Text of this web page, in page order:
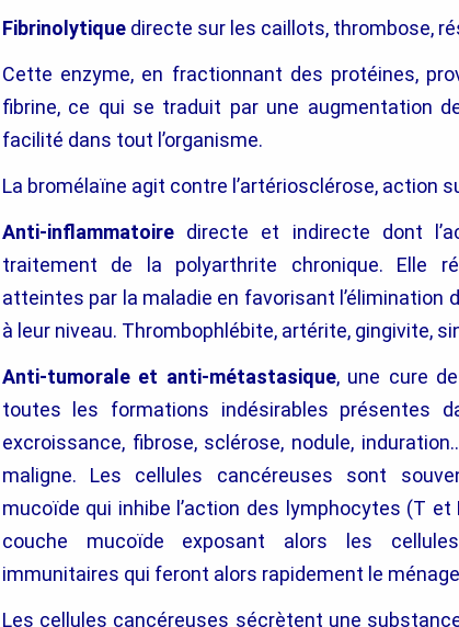
Fibrinolytique directe sur les caillots, thrombose,
Cette enzyme, en fractionnant des protéines,
fibrine, ce qui se traduit par une augmentation
facilité dans tout l’organisme.
La bromélaïne agit contre l’artériosclérose, action
Anti-inflammatoiredirecte et indirecte dont
traitement de la polyarthrite chronique. Elle
atteintes par la maladie en favorisant l’élimination
à leur niveau. Thrombophlébite, artérite, gingivite,
Anti-tumorale et anti-métastasique, une cure
toutes les formations indésirables présentes
excroissance, fibrose, sclérose, nodule,
maligne. Les cellules cancéreuses sont
mucoïde qui inhibe l’action des lymphocytes (T
couche mucoïde exposant alors les
immunitaires qui feront alors rapidement le
Les cellules cancéreuses sécrètent une